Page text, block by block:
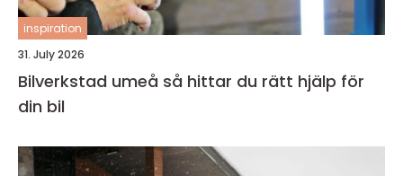
inspiration
31. July 2026
Bilverkstad umeå så hittar du rätt hjälp för
din bil